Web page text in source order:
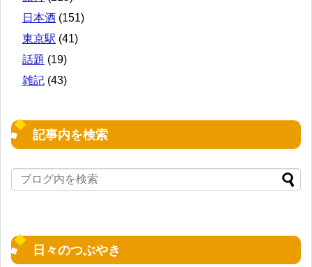
日本酒 (151)
東京駅 (41)
話題 (19)
雑記 (43)
記事内を検索
日々のつぶやき